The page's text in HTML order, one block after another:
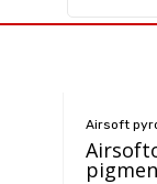
Airsoft